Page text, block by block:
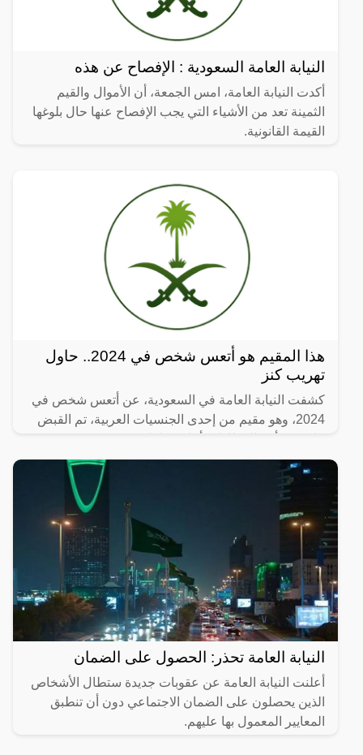
النيابة العامة السعودية : الإفصاح عن هذه
أكدت النيابة العامة، امس الجمعة، أن الأموال والقيم
الثمينة تعد من الأشياء التي يجب الإفصاح عنها حال بلوغها
القيمة القانونية.
هذا المقيم هو أتعس شخص في 2024.. حاول
تهريب كنز
كشفت النيابة العامة في السعودية، عن أتعس شخص في
2024، وهو مقيم من إحدى الجنسيات العربية، تم القبض
من الذهب
النيابة العامة تحذر: الحصول على الضمان
أعلنت النيابة العامة عن عقوبات جديدة ستطال الأشخاص
الذين يحصلون على الضمان الاجتماعي دون أن تنطبق
المعايير المعمول بها عليهم.